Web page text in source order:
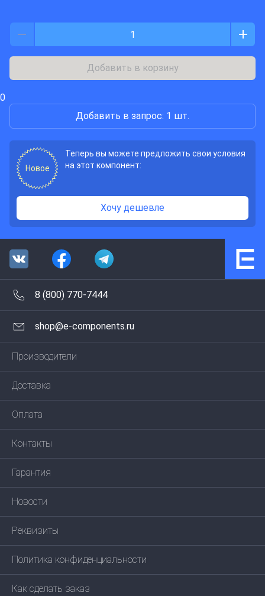
Добавить в корзину
0
Добавить в запрос: 1 шт.
Новое
Теперь вы можете предложить свои условия
на этот компонент:
Хочу дешевле
8 (800) 770-7444
shop@e-components.ru
Производители
Доставка
Оплата
Контакты
Гарантия
Новости
Реквизиты
Политика конфиденциальности
Как сделать заказ